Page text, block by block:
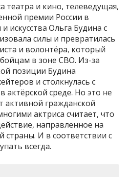
театра и кино, телеведущая,
премии России в
искусства Ольга Будина с
силы и превратилась
и волонтёра, который
в зоне СВО. Из-за
позиции Будина
и столкнулась с
среде. Но это не
активной гражданской
актриса считает, что
направленное на
страны. И в соответствии с
всегда.